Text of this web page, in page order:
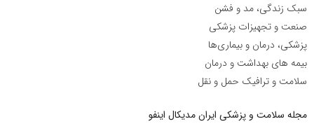
سبک زندگی، مد و فشن
صنعت و تجهیزات پزشکی
پزشکی، درمان و بیماری‌ها
بیمه های بهداشت و درمان
سلامت و ترافیک حمل و نقل
مجله سلامت و پزشکی ایران مدیکال اینفو